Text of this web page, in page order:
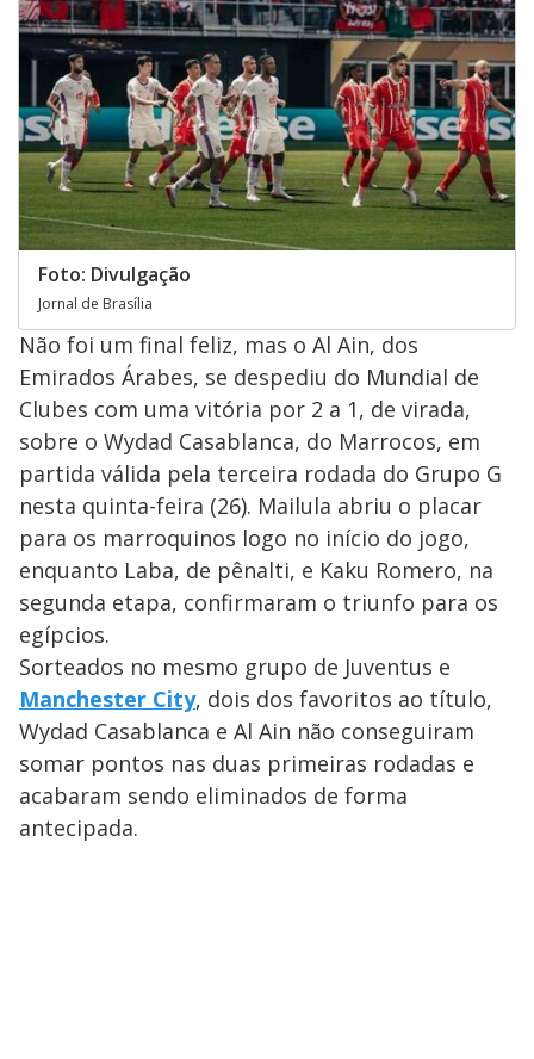
Foto: Divulgação
Jornal de Brasília
Não foi um final feliz, mas o Al Ain, dos
Emirados Árabes, se despediu do Mundial de
Clubes com uma vitória por 2 a 1, de virada,
sobre o Wydad Casablanca, do Marrocos, em
partida válida pela terceira rodada do Grupo G
nesta quinta-feira (26). Mailula abriu o placar
para os marroquinos logo no início do jogo,
enquanto Laba, de pênalti, e Kaku Romero, na
segunda etapa, confirmaram o triunfo para os
egípcios.
Sorteados no mesmo grupo de Juventus e
Manchester City, dois dos favoritos ao título,
Wydad Casablanca e Al Ain não conseguiram
somar pontos nas duas primeiras rodadas e
acabaram sendo eliminados de forma
antecipada.